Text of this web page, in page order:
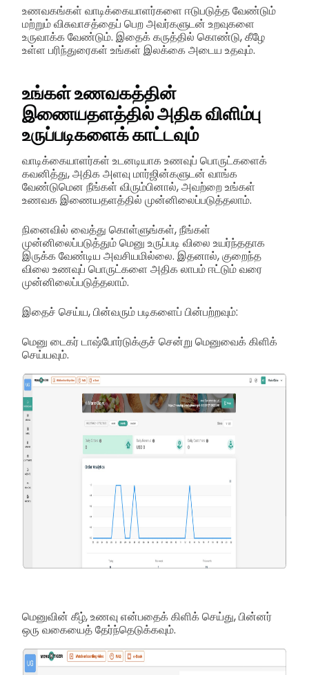
உணவகங்கள் வாடிக்கையாளர்களை ஈடுபடுத்த வேண்டும்
மற்றும் விசுவாசத்தைப் பெற அவர்களுடன் உறவுகளை
உருவாக்க வேண்டும். இதைக் கருத்தில் கொண்டு, கீழே
உள்ள பரிந்துரைகள் உங்கள் இலக்கை அடைய உதவும்.
உங்கள் உணவகத்தின்
இணையதளத்தில் அதிக விளிம்பு
உருப்படிகளைக் காட்டவும்
வாடிக்கையாளர்கள் உடனடியாக உணவுப் பொருட்களைக்
கவனித்து, அதிக அளவு மார்ஜின்களுடன் வாங்க
வேண்டுமென நீங்கள் விரும்பினால், அவற்றை உங்கள்
உணவக இணையதளத்தில் முன்னிலைப்படுத்தலாம்.
நினைவில் வைத்து கொள்ளுங்கள், நீங்கள்
முன்னிலைப்படுத்தும் மெனு உருப்படி விலை உயர்ந்ததாக
இருக்க வேண்டிய அவசியமில்லை. இதனால், குறைந்த
விலை உணவுப் பொருட்களை அதிக லாபம் ஈட்டும் வரை
முன்னிலைப்படுத்தலாம்.
இதைச் செய்ய, பின்வரும் படிகளைப் பின்பற்றவும்:
மெனு டைகர் டாஷ்போர்டுக்குச் சென்று மெனுவைக் கிளிக்
செய்யவும்.
மெனுவின் கீழ், உணவு என்பதைக் கிளிக் செய்து, பின்னர்
ஒரு வகையைத் தேர்ந்தெடுக்கவும்.